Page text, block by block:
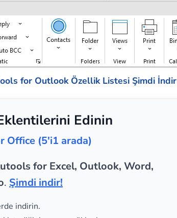
for Outlook Özellik Listesi Şimdi İndir
Edinin
Office (5'i1 arada)
for Excel, Outlook, Word,
. Şimdi indir!
indirin.